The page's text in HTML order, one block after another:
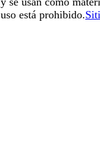
uso está prohibido.